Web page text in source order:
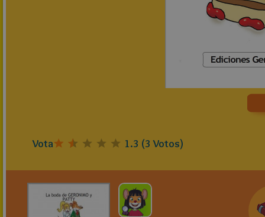
Vota 1.3 (3 Votos)